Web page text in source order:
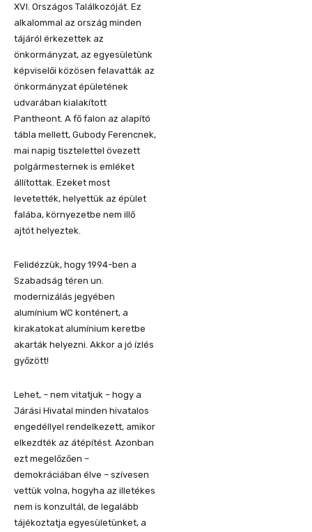
XVI. Országos Találkozóját. Ez
alkalommal az ország minden
tájáról érkezettek az
önkormányzat, az egyesületünk
képviselői közösen felavatták az
önkormányzat épületének
udvarában kialakított
Pantheont. A fő falon az alapító
tábla mellett, Gubody Ferencnek,
mai napig tisztelettel övezett
polgármesternek is emléket
állítottak. Ezeket most
levetették, helyettük az épület
falába, környezetbe nem illő
ajtót helyeztek.
Felidézzük, hogy 1994-ben a
Szabadság téren un.
modernizálás jegyében
alumínium WC konténert, a
kirakatokat alumínium keretbe
akarták helyezni. Akkor a jó ízlés
győzött!
Lehet, – nem vitatjuk – hogy a
Járási Hivatal minden hivatalos
engedéllyel rendelkezett, amikor
elkezdték az átépítést. Azonban
ezt megelőzően –
demokráciában élve – szívesen
vettük volna, hogyha az illetékes
nem is konzultál, de legalább
tájékoztatja egyesületünket, a